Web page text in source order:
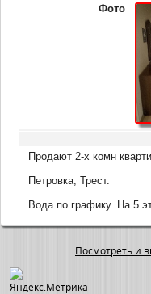
Фото
Продают 2-х комн
Петровка, Трест.
Вода по графику. На 5
Посмотреть и